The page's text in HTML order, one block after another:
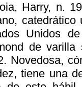
Harry, n.
Unidos
de varilla
Novedosa,
tiene una